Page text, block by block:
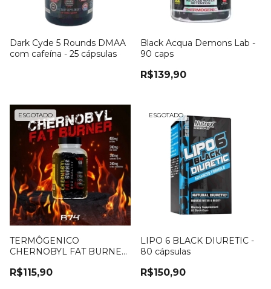
Dark Cyde 5 Rounds DMAA
com cafeína - 25 cápsulas
Black Acqua Demons Lab -
90 caps
R$139,90
ESGOTADO
TERMÔGENICO
CHERNOBYL FAT BURNER
R$115,90
ESGOTADO
LIPO 6 BLACK DIURETIC -
80 cápsulas
R$150,90